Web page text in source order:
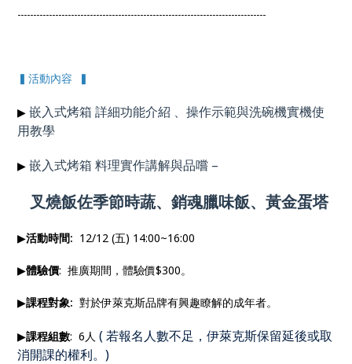
-------------------------------------------------------------------------------
▍活動內容 ▍
▶嵌入式烤箱 詳細功能介紹 、操作示範與洗碗機實機使
用教學
▶ 嵌入式烤箱 料理實作講解與品嚐 –
叉燒飯佐季節時蔬、銷魂臘味飯、黃金蛋塔
▶活動時間: 12/12 (五) 14:00~16:00
▶體驗價: 推廣期間，體驗價$300。
▶課程對象:對於伊萊克斯品牌有興趣瞭解的成年者。
▶課程組數: 6人(若報名人數不足，伊萊克斯保留延後或取
消開課的權利。)